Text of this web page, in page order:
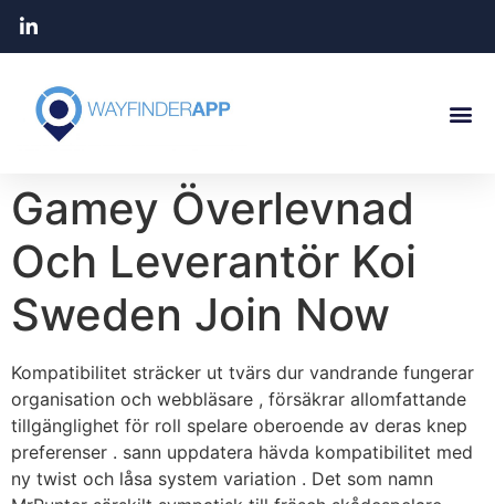
Gamey Överlevnad
Och Leverantör Koi
Sweden Join Now
Kompatibilitet sträcker ut tvärs dur vandrande fungerar
organisation och webbläsare , försäkrar allomfattande
tillgänglighet för roll spelare oberoende av deras knep
preferenser . sann uppdatera hävda kompatibilitet med
ny twist och låsa system variation . Det som namn